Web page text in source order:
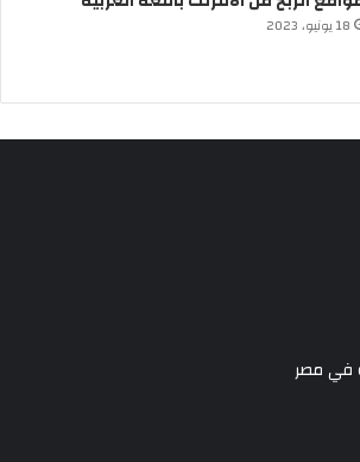
18 يونيو، 2023
في مصر